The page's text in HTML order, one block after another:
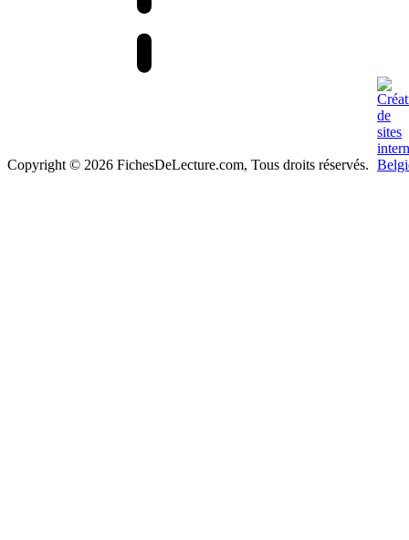
Copyright © 2026 FichesDeLecture.com, Tous droits réservés.